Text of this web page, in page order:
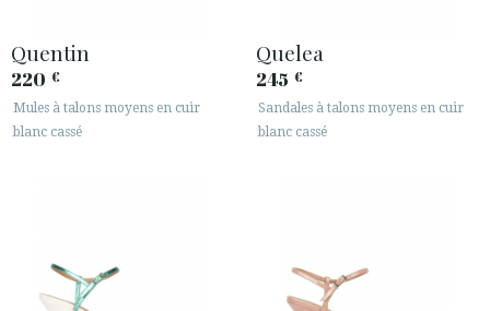
Quentin
220 €
Mules à talons moyens en cuir
blanc cassé
Quelea
245 €
Sandales à talons moyens en cuir
blanc cassé